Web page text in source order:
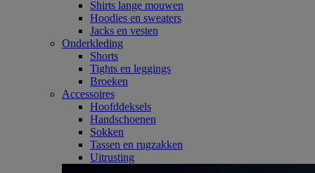
Shirts lange mouwen
Hoodies en sweaters
Jacks en vesten
Onderkleding
Shorts
Tights en leggings
Broeken
Accessoires
Hoofddeksels
Handschoenen
Sokken
Tassen en rugzakken
Uitrusting